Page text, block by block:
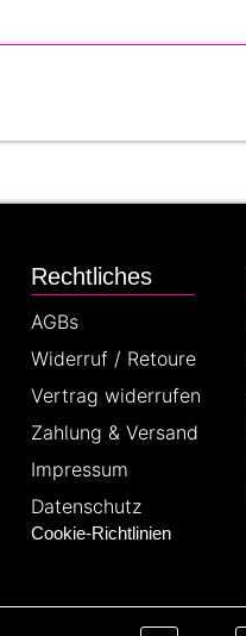
Rechtliches
AGBs
Widerruf / Retoure
Vertrag widerrufen
Zahlung & Versand
Impressum
Datenschutz
Cookie-Richtlinien